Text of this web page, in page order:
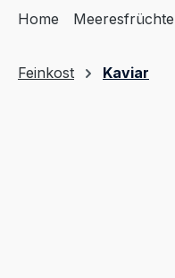
Home Meeresfrüchte
Feinkost Kaviar